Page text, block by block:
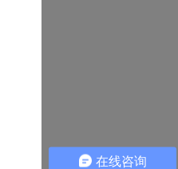
在线咨询